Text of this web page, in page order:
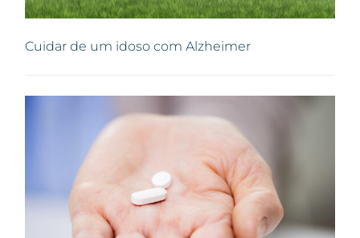
Cuidar de um idoso com Alzheimer